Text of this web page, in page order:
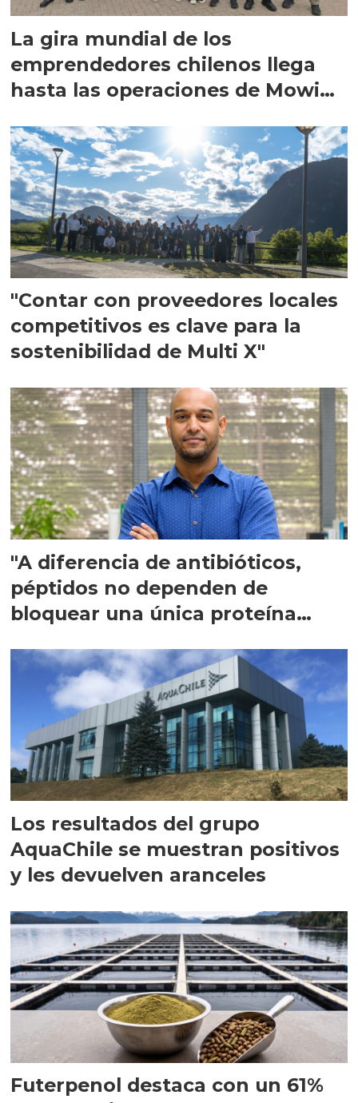
La gira mundial de los
emprendedores chilenos llega
hasta las operaciones de Mowi
"Contar con proveedores locales
competitivos es clave para la
sostenibilidad de Multi X"
"A diferencia de antibióticos,
péptidos no dependen de
bloquear una única proteína
Los resultados del grupo
AquaChile se muestran positivos
y les devuelven aranceles
Futerpenol destaca con un 61%